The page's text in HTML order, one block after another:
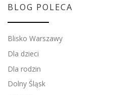
BLOG POLECA
Blisko Warszawy
Dla dzieci
Dla rodzin
Dolny Śląsk